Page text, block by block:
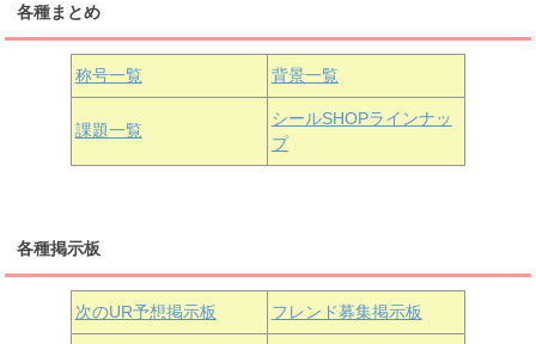
津島善子 黒澤ルビィ
浦の星女学院3年生
黒澤ダイヤ
中須かすみ 天王寺璃奈
各種まとめ
称号一覧 背景一覧
課題一覧
シールSHOPラインナッ
プ
各種掲示板
次のUR予想掲示板 フレンド募集掲示板